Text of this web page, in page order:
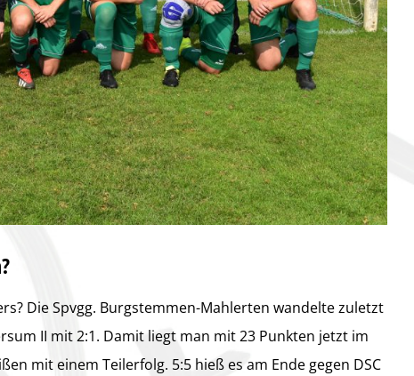
Die Spvgg. Burgstemmen-Mahlerten wandelte zuletzt
II mit 2:1. Damit liegt man mit 23 Punkten jetzt im
mit einem Teilerfolg. 5:5 hieß es am Ende gegen DSC